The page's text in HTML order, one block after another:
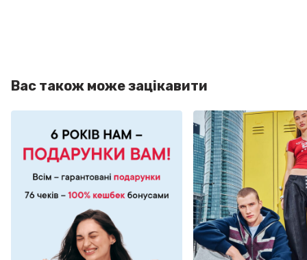
Вас також може зацікавити